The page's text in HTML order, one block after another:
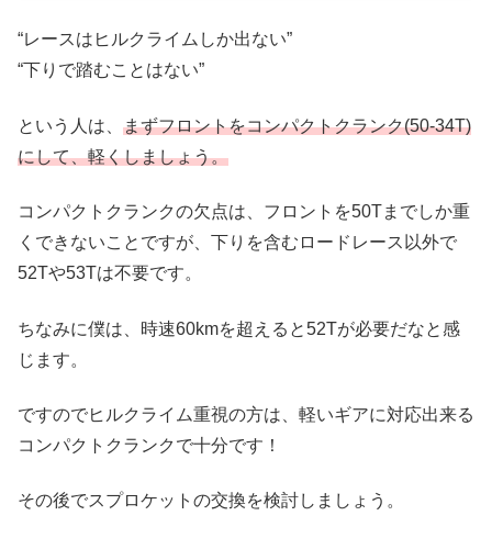
“レースはヒルクライムしか出ない”
“下りで踏むことはない”
という人は、 まずフロントをコンパクトクランク(50-34T)
にして、軽くしましょう。
コンパクトクランクの欠点は、フロントを50Tまでしか重
くできないことですが、下りを含むロードレース以外で
52Tや53Tは不要です。
ちなみに僕は、時速60kmを超えると52Tが必要だなと感
じます。
ですのでヒルクライム重視の方は、軽いギアに対応出来る
コンパクトクランクで十分です！
その後でスプロケットの交換を検討しましょう。